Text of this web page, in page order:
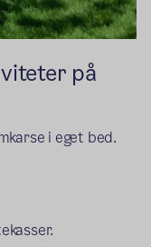
på
i eget bed.